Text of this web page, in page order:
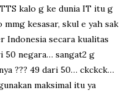
kalo g ke dunia IT itu g
kesasar, skul e yah sak
secara kualitas
50 negara… sangat2 g
??? 49 dari 50… ckckck…
maksimal itu ya